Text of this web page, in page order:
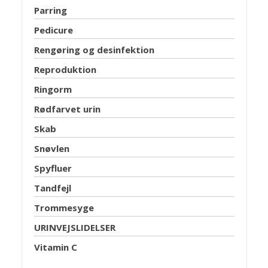
Parring
Pedicure
Rengøring og desinfektion
Reproduktion
Ringorm
Rødfarvet urin
Skab
Snøvlen
Spyfluer
Tandfejl
Trommesyge
URINVEJSLIDELSER
Vitamin C